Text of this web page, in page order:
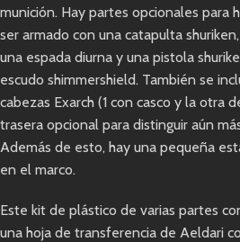
munición. Hay partes opcionales para
ser armado con una catapulta
una espada diurna y una pistola
escudo shimmershield. También se
cabezas Exarch (1 con casco y la otra
trasera opcional para distinguir aún
Además de esto, hay una pequeña
en el marco.
Este kit de plástico de varias partes
una hoja de transferencia de Aeldari